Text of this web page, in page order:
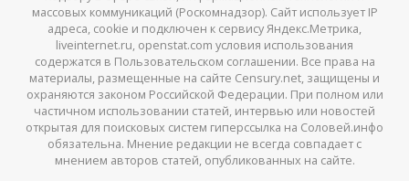
массовых коммуникаций (Роскомнадзор). Сайт использует IP
адреса, cookie и подключен к сервису Яндекс.Метрика,
liveinternet.ru, openstat.com условия использования
содержатся в Пользовательском соглашении. Все права на
материалы, размещенные на сайте Censury.net, защищены и
охраняются законом Российской Федерации. При полном или
частичном использовании статей, интервью или новостей
открытая для поисковых систем гиперссылка на Соловей.инфо
обязательна. Мнение редакции не всегда совпадает с
мнением авторов статей, опубликованных на сайте.